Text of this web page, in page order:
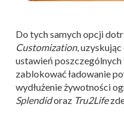
Do tych samych opcji
Customization,
ustawień poszczególnych
zablokować ładowanie
wydłużenie żywotności
Splendidoraz Tru2Life